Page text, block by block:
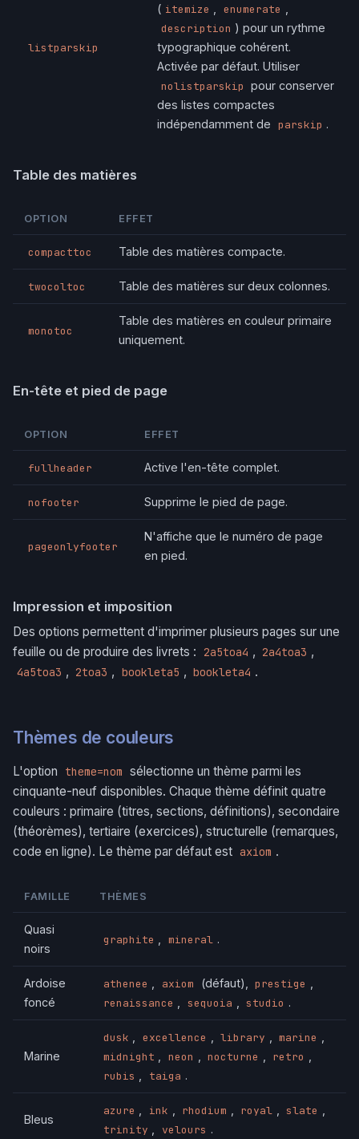
listparskip
( itemize enumerate
description ) pour un rythme
typographique cohérent.
Activée par défaut. Utiliser
nolistparskip pour conserver
des listes compactes
indépendamment de parskip .
Table des matières
OPTION EFFET
compacttoc Table des matières compacte.
twocoltoc Table des matières sur deux colonnes.
monotoc
Table des matières en couleur primaire
uniquement.
En-tête et pied de page
OPTION EFFET
fullheader Active l'en-tête complet.
nofooter Supprime le pied de page.
pageonlyfooter
N'affiche que le numéro de page
en pied.
Impression et imposition
Des options permettent d'imprimer plusieurs pages sur une
feuille ou de produire des livrets : 2a5toa4 , 2a4toa3 ,
4a5toa3 , 2toa3 , bookleta5 , bookleta4 .
Thèmes de couleurs
L'option theme=nom sélectionne un thème parmi les
cinquante-neuf disponibles. Chaque thème définit quatre
couleurs : primaire (titres, sections, définitions), secondaire
(théorèmes), tertiaire (exercices), structurelle (remarques,
code en ligne). Le thème par défaut est axiom .
FAMILLE THÈMES
Quasi
noirs
graphite mineral .
Ardoise
foncé
athenee axiom (défaut), prestige
renaissance
sequoia studio .
Marine
dusk excellence library marine
midnight
neon nocturne retro
rubis
taiga .
Bleus
azure ink rhodium royal slate
trinity
velours .